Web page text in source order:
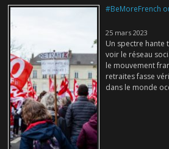
#BeMoreFrench
25 mars 2023
Un spectre hante
voir le réseau
le mouvement
retraites fasse
dans le monde